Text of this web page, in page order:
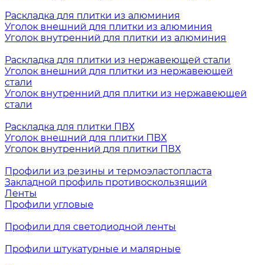
Раскладка для плитки из алюминия
Уголок внешний для плитки из алюминия
Уголок внутренний для плитки из алюминия
Раскладка для плитки из нержавеющей стали
Уголок внешний для плитки из нержавеющей
стали
Уголок внутренний для плитки из нержавеющей
стали
Раскладка для плитки ПВХ
Уголок внешний для плитки ПВХ
Уголок внутренний для плитки ПВХ
Профили из резины и термоэластопласта
Закладной профиль противоскользящий
Ленты
Профили угловые
Профили для светодиодной ленты
Профили штукатурные и малярные